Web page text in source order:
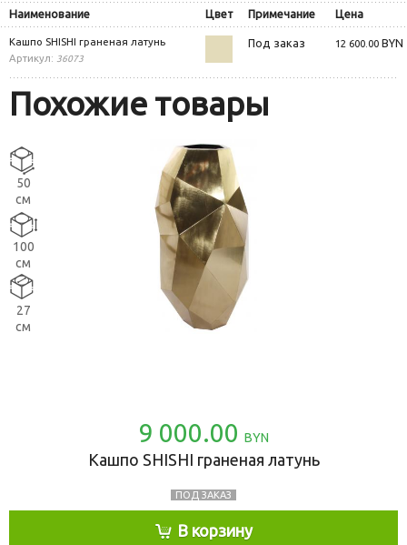
Наименование Цвет Примечание Цена
Кашпо SHISHI граненая латунь
Артикул: 36073
Под заказ 12 600.00 BYN
Похожие товары
50
см
100
см
27
см
9 000.00 BYN
Кашпо SHISHI граненая латунь
ПОД ЗАКАЗ
В корзину